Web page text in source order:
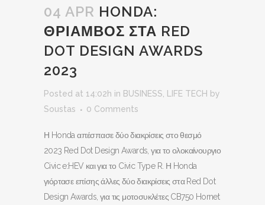
04 APR HONDA:
ΘΡΙΑΜΒΟΣ ΣΤΑ RED
DOT DESIGN AWARDS
2023
Posted at 14:02h in BUSINESS LIFE TECH by
Soustas
0 Comments
Η Honda απέσπασε δύο διακρίσεις στο θεσμό
2023 Red Dot Design Awards, για το ολοκαίνουργιο
Civic e:HEV και για το Civic Type R. Η Honda
γιόρτασε επίσης άλλες δύο διακρίσεις στα Red Dot
Design Awards, για τις μοτοσυκλέτες CB750 Hornet